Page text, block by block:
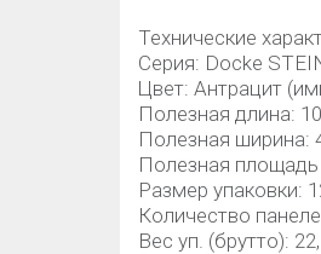
Технические
Серия: Docke
Цвет: Антрацит
Полезная длина:
Полезная ширина:
Полезная площадь
Размер упаковки:
Количество
Вес уп. (брутто):